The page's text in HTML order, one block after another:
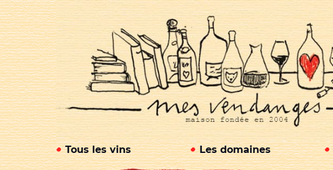
Tous les vins Les domaines